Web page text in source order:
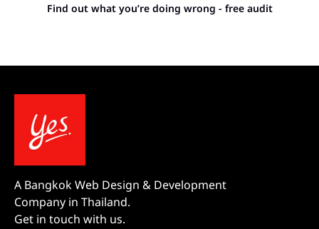
Find out what you’re doing wrong - free audit
A Bangkok Web Design & Development
Company in Thailand.
Get in touch with us.